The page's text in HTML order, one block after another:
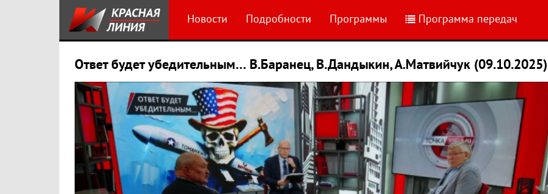
Новости Подробности Программы Программа передач
Ответ будет убедительным… В.Баранец, В.Дандыкин, А.Матвийчук (09.10.2025)